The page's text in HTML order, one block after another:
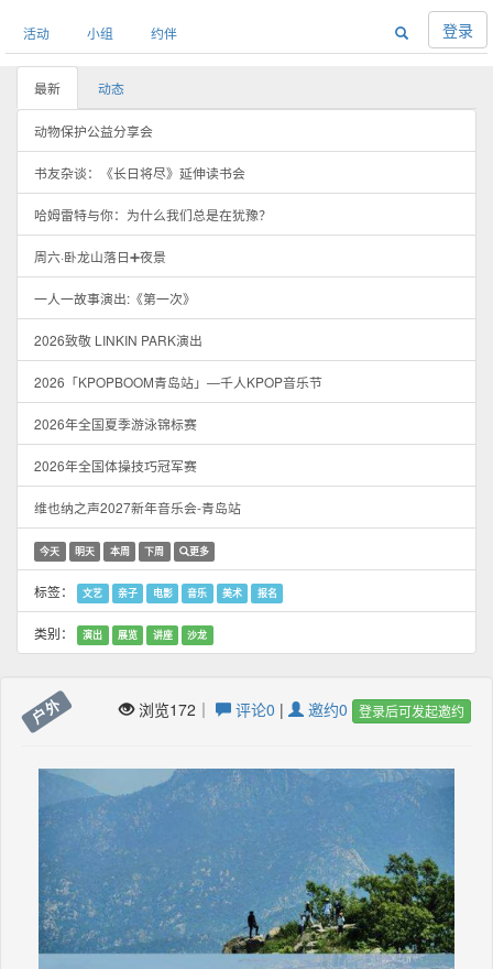
活动 小组 约伴 登录
最新 动态
动物保护公益分享会
书友杂谈：《长日将尽》延伸读书会
哈姆雷特与你：为什么我们总是在犹豫？
周六·卧龙山落日➕夜景
一人一故事演出:《第一次》
2026致敬 LINKIN PARK演出
2026「KPOPBOOM青岛站」—千人KPOP音乐节
2026年全国夏季游泳锦标赛
2026年全国体操技巧冠军赛
维也纳之声2027新年音乐会-青岛站
今天 明天 本周 下周 更多
标签： 文艺 亲子 电影 音乐 美术 报名
类别： 演出 展览 讲座 沙龙
户外 浏览172｜ 评论0 | 邀约0 登录后可发起邀约